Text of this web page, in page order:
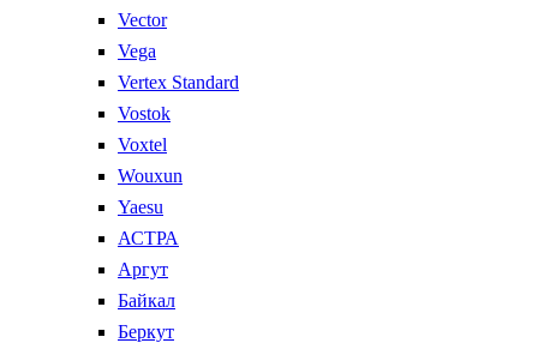
Vector
Vega
Vertex Standard
Vostok
Voxtel
Wouxun
Yaesu
АСТРА
Аргут
Байкал
Беркут